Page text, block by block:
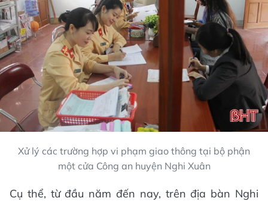
Xử lý các trường hợp vi phạm giao thông tại bộ phận
một cửa Công an huyện Nghi Xuân
Cụ thể, từ đầu năm đến nay, trên địa bàn Nghi